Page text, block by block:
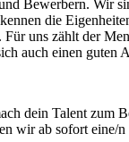
Bewerbern. Wir
die
uns zählt der
auch einen guten
dein Talent zum
wir ab sofort eine/